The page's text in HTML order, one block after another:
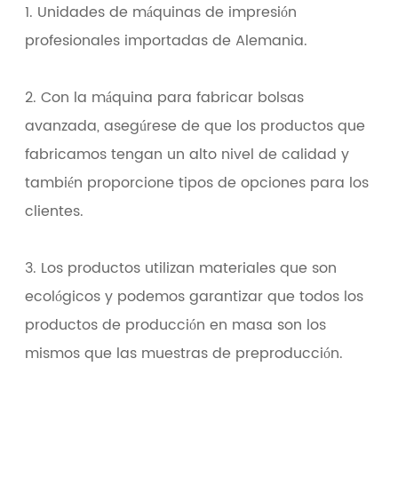
1. Unidades de máquinas de impresión
profesionales importadas de Alemania.
2. Con la máquina para fabricar bolsas
avanzada, asegúrese de que los productos que
fabricamos tengan un alto nivel de calidad y
también proporcione tipos de opciones para los
clientes.
3. Los productos utilizan materiales que son
ecológicos y podemos garantizar que todos los
productos de producción en masa son los
mismos que las muestras de preproducción.